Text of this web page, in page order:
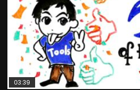
03:39
04:59
03:02
04:06
04:18